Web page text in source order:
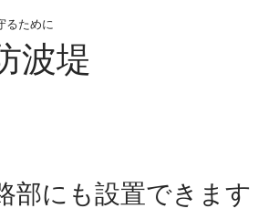
るために
波堤
部にも設置できます